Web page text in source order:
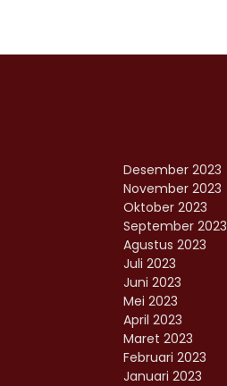
Desember 2023
November 2023
Oktober 2023
September 2023
Agustus 2023
Juli 2023
Juni 2023
Mei 2023
April 2023
Maret 2023
Februari 2023
Januari 2023